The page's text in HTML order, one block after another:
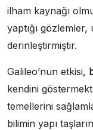
ilham kaynağı
yaptığı gözlemler,
derinleştirmiştir.
Galileo’nun etkisi,
kendini
temellerini
bilimin yapı